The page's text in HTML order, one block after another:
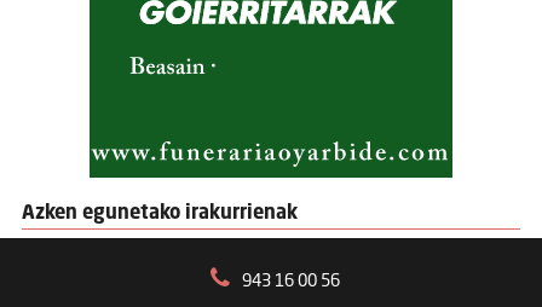
Azken egunetako irakurrienak
943 16 00 56